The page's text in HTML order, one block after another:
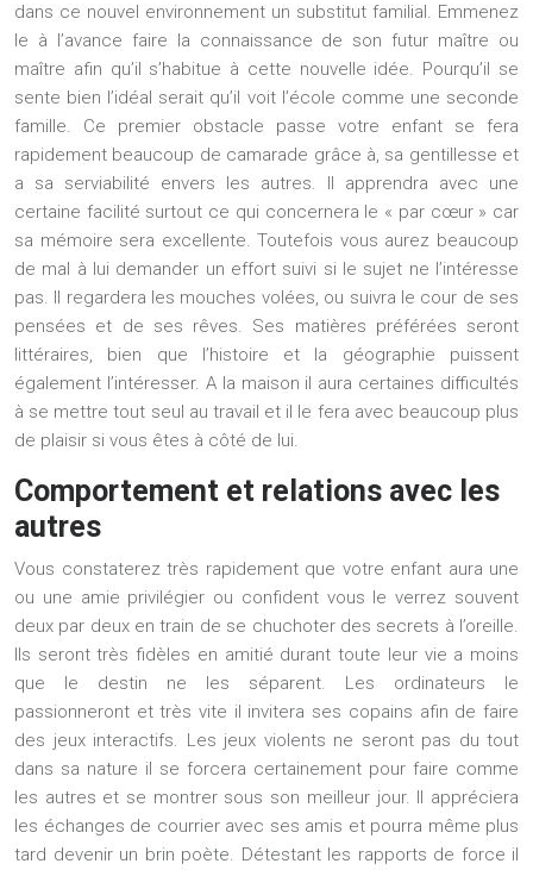
dans ce nouvel environnement un substitut familial. Emmenez
le à l’avance faire la connaissance de son futur maître ou
maître afin qu’il s’habitue à cette nouvelle idée. Pourqu’il se
sente bien l’idéal serait qu’il voit l’école comme une seconde
famille. Ce premier obstacle passe votre enfant se fera
rapidement beaucoup de camarade grâce à, sa gentillesse et
a sa serviabilité envers les autres. Il apprendra avec une
certaine facilité surtout ce qui concernera le « par cœur » car
sa mémoire sera excellente. Toutefois vous aurez beaucoup
de mal à lui demander un effort suivi si le sujet ne l’intéresse
pas. Il regardera les mouches volées, ou suivra le cour de ses
pensées et de ses rêves. Ses matières préférées seront
littéraires, bien que l’histoire et la géographie puissent
également l’intéresser. A la maison il aura certaines difficultés
à se mettre tout seul au travail et il le fera avec beaucoup plus
de plaisir si vous êtes à côté de lui.
Comportement et relations avec les
autres
Vous constaterez très rapidement que votre enfant aura une
ou une amie privilégier ou confident vous le verrez souvent
deux par deux en train de se chuchoter des secrets à l’oreille.
Ils seront très fidèles en amitié durant toute leur vie a moins
que le destin ne les séparent. Les ordinateurs le
passionneront et très vite il invitera ses copains afin de faire
des jeux interactifs. Les jeux violents ne seront pas du tout
dans sa nature il se forcera certainement pour faire comme
les autres et se montrer sous son meilleur jour. Il appréciera
les échanges de courrier avec ses amis et pourra même plus
tard devenir un brin poète. Détestant les rapports de force il